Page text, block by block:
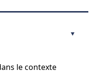
le contexte